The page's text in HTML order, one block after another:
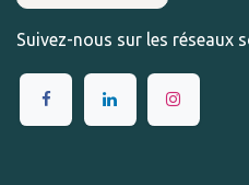
Suivez-nous sur les réseaux